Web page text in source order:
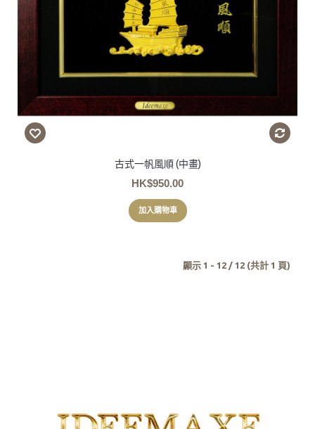
古式一帆風順 (中畫)
HK$950.00
加入購物車
顯示 1 - 12 / 12 (共計 1 頁)